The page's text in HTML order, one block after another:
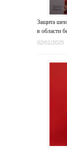
Защита шеи
в области
02/01/2025